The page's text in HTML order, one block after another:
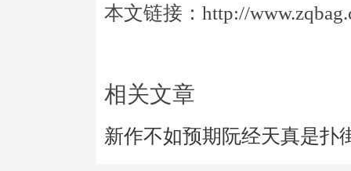
本文链接：http://
相关文章
新作不如预期阮经天真是扑